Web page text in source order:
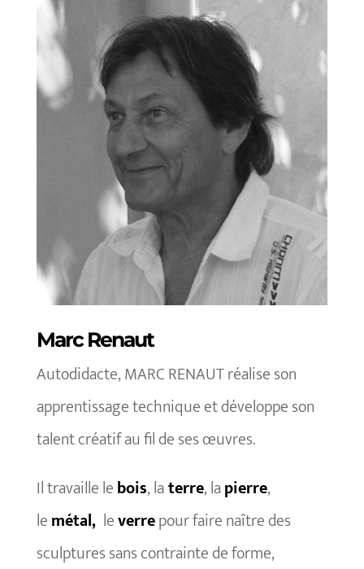
Marc Renaut
Autodidacte, MARC RENAUT réalise son
apprentissage technique et développe son
talent créatif au fil de ses œuvres.
Il travaille lebois, laterre, lapierre,
lemétal, leverrepour faire naître des
sculptures sans contrainte de forme,